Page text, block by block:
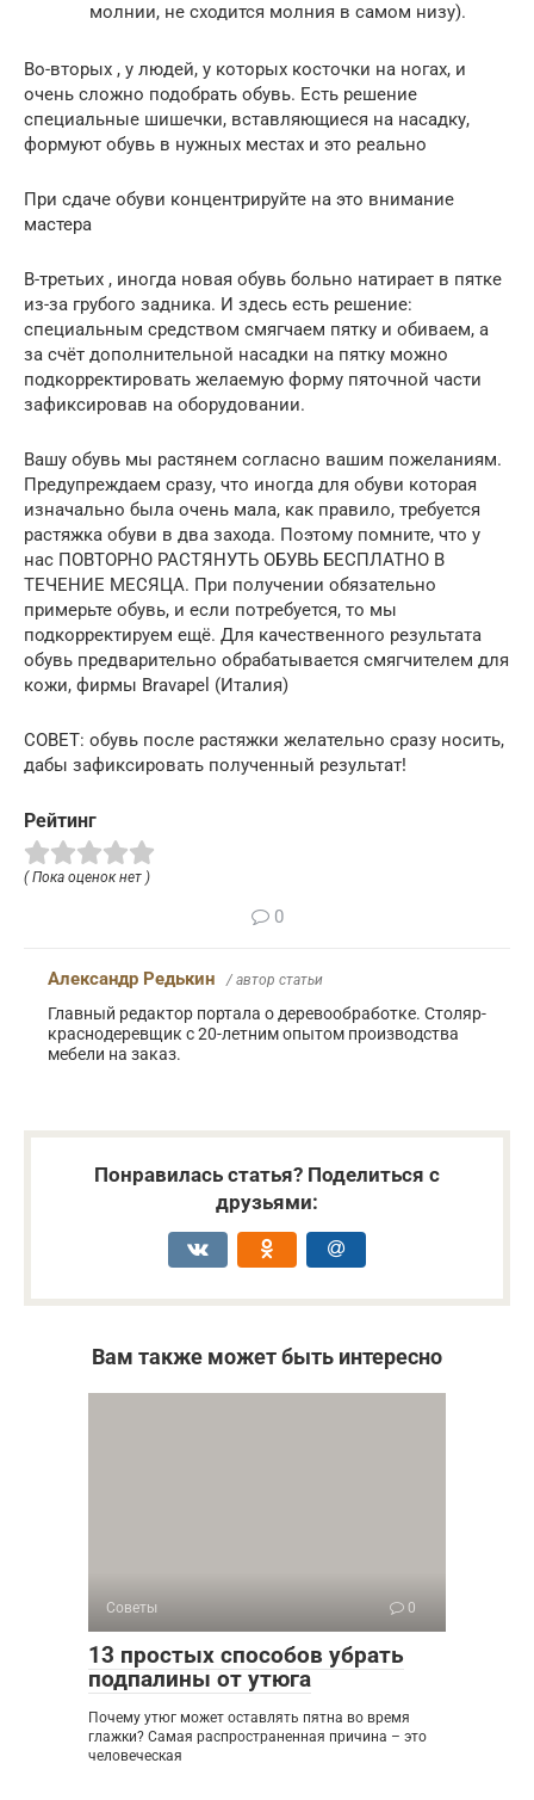
молнии, не сходится молния в самом низу).
Во-вторых , у людей, у которых косточки на ногах, и
очень сложно подобрать обувь. Есть решение
специальные шишечки, вставляющиеся на насадку,
формуют обувь в нужных местах и это реально
При сдаче обуви концентрируйте на это внимание
мастера
В-третьих , иногда новая обувь больно натирает в пятке
из-за грубого задника. И здесь есть решение:
специальным средством смягчаем пятку и обиваем, а
за счёт дополнительной насадки на пятку можно
подкорректировать желаемую форму пяточной части
зафиксировав на оборудовании.
Вашу обувь мы растянем согласно вашим пожеланиям.
Предупреждаем сразу, что иногда для обуви которая
изначально была очень мала, как правило, требуется
растяжка обуви в два захода. Поэтому помните, что у
нас ПОВТОРНО РАСТЯНУТЬ ОБУВЬ БЕСПЛАТНО В
ТЕЧЕНИЕ МЕСЯЦА. При получении обязательно
примерьте обувь, и если потребуется, то мы
подкорректируем ещё. Для качественного результата
обувь предварительно обрабатывается смягчителем для
кожи, фирмы Bravapel (Италия)
СОВЕТ: обувь после растяжки желательно сразу носить,
дабы зафиксировать полученный результат!
Рейтинг
( Пока оценок нет )
0
Александр Редькин / автор статьи
Главный редактор портала о деревообработке. Столяр-
краснодеревщик с 20-летним опытом производства
мебели на заказ.
Понравилась статья? Поделиться с
друзьями:
Вам также может быть интересно
Советы 0
13 простых способов убрать
подпалины от утюга
Почему утюг может оставлять пятна во время
глажки? Самая распространенная причина – это
человеческая